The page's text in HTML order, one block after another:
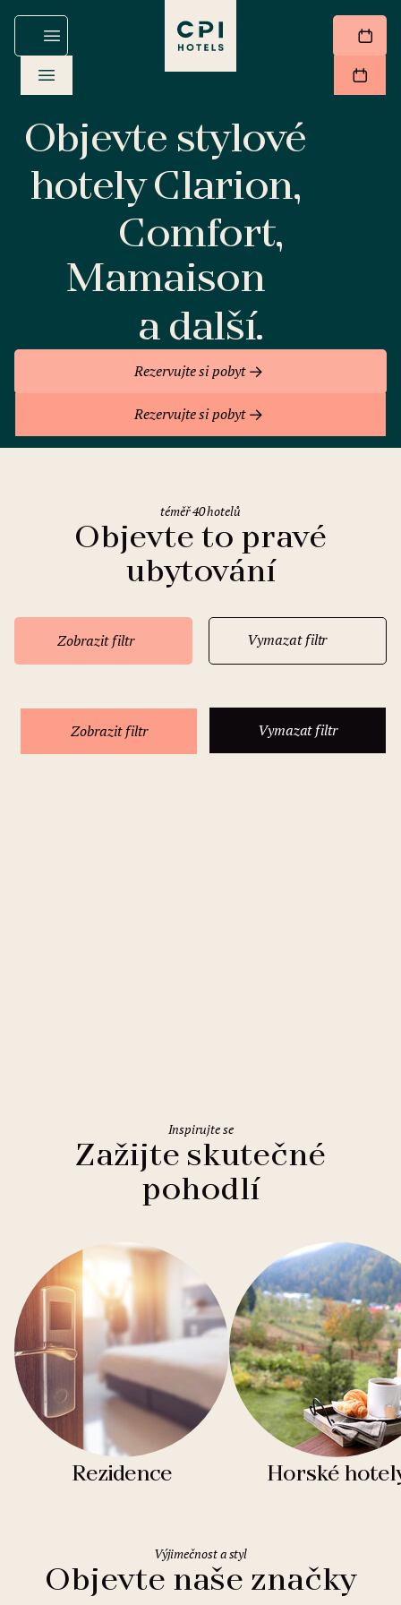
Objevte stylové
hotely Clarion,
Comfort,
Mamaison
a další.
Rezervujte si pobyt
Rezervujte si pobyt
Objevte to pravé
ubytování
téměř 40 hotelů
Zobrazit filtr
Zobrazit filtr
Vymazat filtr
Vymazat filtr
Zažijte skutečné
pohodlí
Inspirujte se
Rezidence Horské
Objevte naše značky
Výjimečnost a styl